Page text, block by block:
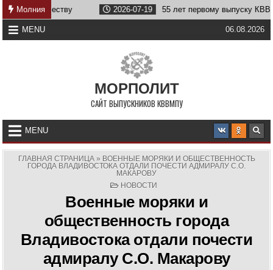
Skip
to
content
Молния
Отечеству 2026-07-19 55 лет первому выпуску КВВМПУ
MENU 06.08.2026
МОРПОЛИТ
САЙТ ВЫПУСКНИКОВ КВВМПУ
MENU
ГЛАВНАЯ СТРАНИЦА» ВОЕННЫЕ МОРЯКИ И ОБЩЕСТВЕННОСТЬ
ГОРОДА ВЛАДИВОСТОКА ОТДАЛИ ПОЧЕСТИ АДМИРАЛУ С.О.
МАКАРОВУ
POSTED
НОВОСТИ
Военные моряки и
общественность города
Владивостока отдали почести
адмиралу С.О. Макарову